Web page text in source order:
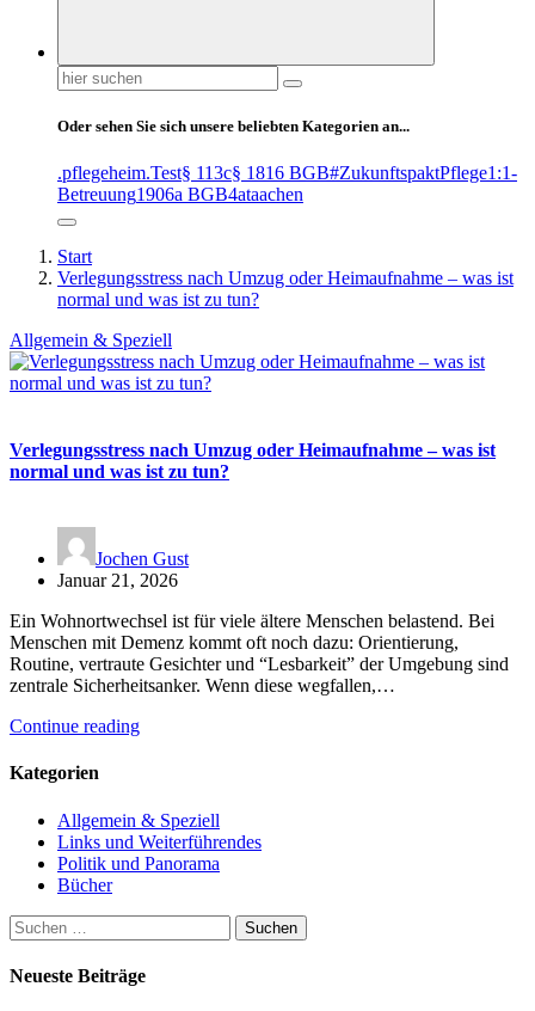
Suchen
nach:
Oder sehen Sie sich unsere beliebten Kategorien an...
.pflegeheim.Test§ 113c§ 1816 BGB#ZukunftspaktPflege1:1-
Betreuung1906a BGB4ataachen
Start
Verlegungsstress nach Umzug oder Heimaufnahme – was ist
normal und was ist zu tun?
Allgemein & Speziell
Verlegungsstress nach Umzug oder Heimaufnahme – was ist
normal und was ist zu tun?
Jochen Gust
Januar 21, 2026
Ein Wohnortwechsel ist für viele ältere Menschen belastend. Bei
Menschen mit Demenz kommt oft noch dazu: Orientierung,
Routine, vertraute Gesichter und “Lesbarkeit” der Umgebung sind
zentrale Sicherheitsanker. Wenn diese wegfallen,…
Continue reading
Kategorien
Allgemein & Speziell
Links und Weiterführendes
Politik und Panorama
Bücher
Suchen
nach:
Neueste Beiträge